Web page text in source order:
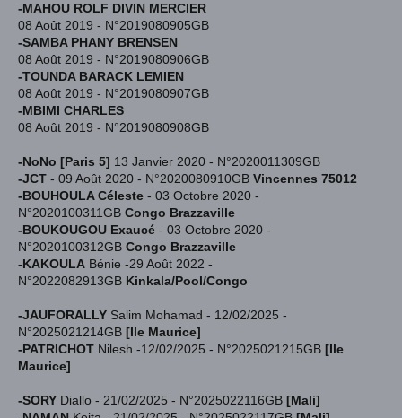
-MAHOU ROLF DIVIN MERCIER
08 Août 2019 - N°2019080905GB
-SAMBA PHANY BRENSEN
08 Août 2019 - N°2019080906GB
-TOUNDA BARACK LEMIEN
08 Août 2019 - N°2019080907GB
-MBIMI CHARLES
08 Août 2019 - N°2019080908GB
-NoNo [Paris 5] 13 Janvier 2020 - N°2020011309GB
-JCT - 09 Août 2020 - N°2020080910GB Vincennes 75012
-BOUHOULA Céleste - 03 Octobre 2020 -
N°2020100311GB Congo Brazzaville
-BOUKOUGOU Exaucé - 03 Octobre 2020 -
N°2020100312GB Congo Brazzaville
-KAKOULA Bénie -29 Août 2022 -
N°2022082913GB Kinkala/Pool/Congo
-JAUFORALLY Salim Mohamad - 12/02/2025 -
N°2025021214GB [Ile Maurice]
-PATRICHOT Nilesh -12/02/2025 - N°2025021215GB [Ile
Maurice]
-SORY Diallo - 21/02/2025 - N°2025022116GB [Mali]